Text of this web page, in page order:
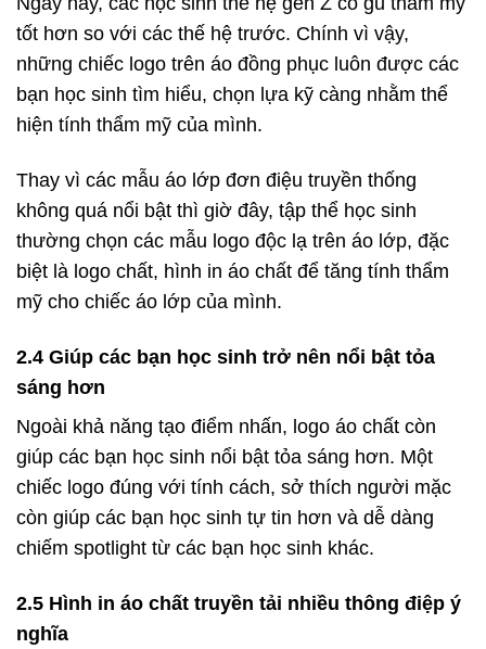
tốt hơn so với các thế hệ trước. Chính vì vậy,
những chiếc logo trên áo đồng phục luôn được các
bạn học sinh tìm hiểu, chọn lựa kỹ càng nhằm thể
hiện tính thẩm mỹ của mình.
Thay vì các mẫu áo lớp đơn điệu truyền thống
không quá nổi bật thì giờ đây, tập thể học sinh
thường chọn các mẫu logo độc lạ trên áo lớp, đặc
biệt là logo chất, hình in áo chất để tăng tính thẩm
mỹ cho chiếc áo lớp của mình.
2.4 Giúp các bạn học sinh trở nên nổi bật tỏa
sáng hơn
Ngoài khả năng tạo điểm nhấn, logo áo chất còn
giúp các bạn học sinh nổi bật tỏa sáng hơn. Một
chiếc logo đúng với tính cách, sở thích người mặc
còn giúp các bạn học sinh tự tin hơn và dễ dàng
chiếm spotlight từ các bạn học sinh khác.
2.5 Hình in áo chất truyền tải nhiều thông điệp ý
nghĩa